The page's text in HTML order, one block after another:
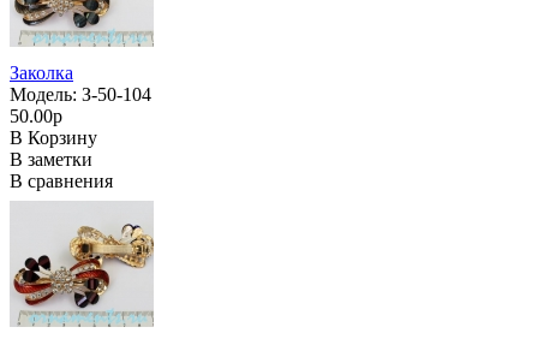
Заколка
Модель: З-50-104
50.00р
В Корзину
В заметки
В сравнения